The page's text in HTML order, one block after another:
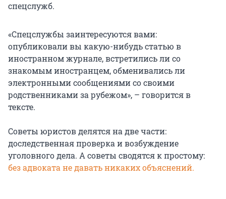
спецслужб.
«Спецслужбы заинтересуются вами:
опубликовали вы какую-нибудь статью в
иностранном журнале, встретились ли со
знакомым иностранцем, обменивались ли
электронными сообщениями со своими
родственниками за рубежом», – говорится в
тексте.
Советы юристов делятся на две части:
доследственная проверка и возбуждение
уголовного дела. А советы сводятся к простому:
без адвоката не давать никаких объяснений.